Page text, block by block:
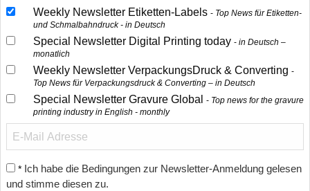
Weekly Newsletter Etiketten-Labels
Top News für Etiketten-
und Schmalbahndruck - in Deutsch
Special Newsletter Digital Printing today
in Deutsch –
monatlich
Weekly Newsletter VerpackungsDruck & Converting
Top News für Verpackungsdruck & Converting – in Deutsch
Special Newsletter Gravure Global
Top news for the gravure
printing industry in English - monthly
* Ich habe die Bedingungen zur Newsletter-Anmeldung gelesen
und stimme diesen zu.